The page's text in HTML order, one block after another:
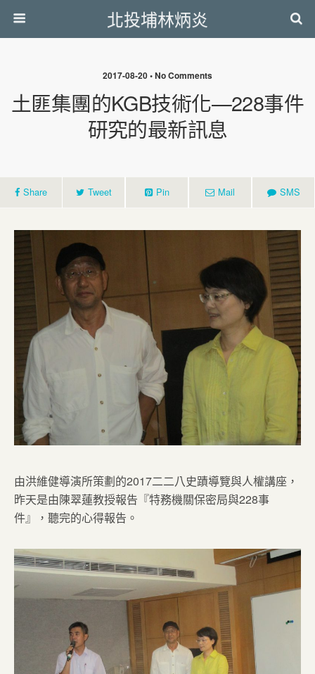
北投埔林炳炎
2017-08-20 • No Comments
土匪集團的KGB技術化—228事件
研究的最新訊息
Share Tweet Pin Mail SMS
由洪維健導演所策劃的2017二二八史蹟導覽與人權講座，
昨天是由陳翠蓮教授報告『特務機關保密局與228事
件』，聽完的心得報告。